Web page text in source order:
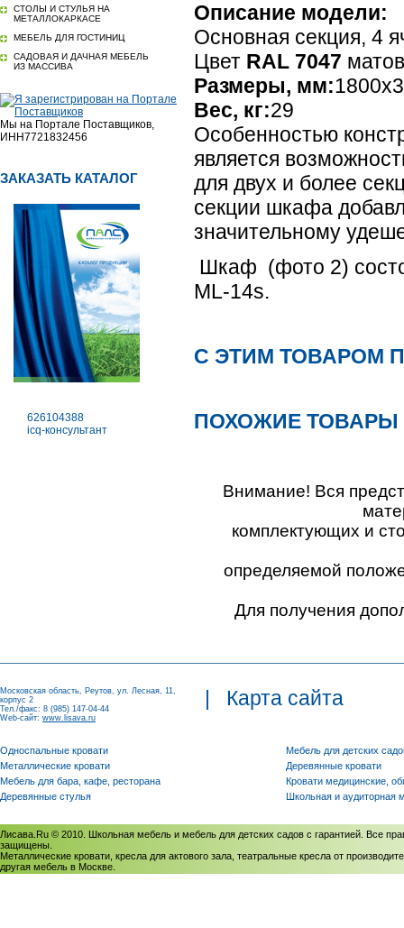
СТОЛЫ И СТУЛЬЯ НА
МЕТАЛЛОКАРКАСЕ
МЕБЕЛЬ ДЛЯ ГОСТИНИЦ
САДОВАЯ И ДАЧНАЯ МЕБЕЛЬ
ИЗ МАССИВА
Мы на Портале Поставщиков,
ИНН7721832456
ЗАКАЗАТЬ КАТАЛОГ
626104388
icq-консультант
Описание модели:
Основная секция, 4
Цвет RAL 7047
Размеры, мм:
Вес, кг:29
Особенностью
является
для двух и более
секции шкафа
значительному
Шкаф (фото 2)
ML-14s.
С ЭТИМ ТОВАРОМ
ПОХОЖИЕ ТОВАРЫ
Внимание! Вся
комплектующих и
определяемой
Для получения
Московская область, Реутов, ул. Лесная, 11,
корпус 2
Тел./факс: 8 (985) 147-04-44
Web-сайт: www.lisava.ru
| Карта сайта
Односпальные кровати
Металлические кровати
Мебель для бара, кафе, ресторана
Деревянные стулья
Мебель для детских
Деревянные кровати
Кровати медицинские,
Школьная и аудиторная
Лисава.Ru © 2010. Школьная мебель и мебель для детских садов с гарантией. Все
защищены.
Металлические кровати, кресла для актового зала, театральные кресла от
другая мебель в Москве.
Политика использования cookies/Соглашение на обработку персональных данных